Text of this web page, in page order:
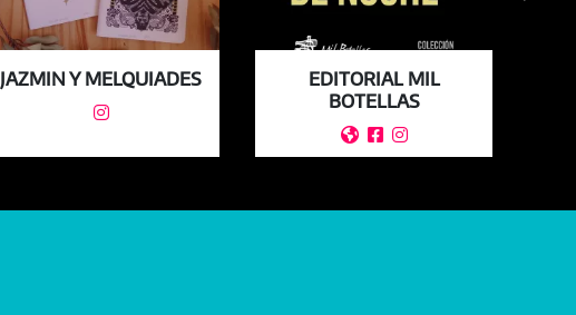
JAZMIN Y MELQUIADES

EDITORIAL MIL
BOTELLAS
  